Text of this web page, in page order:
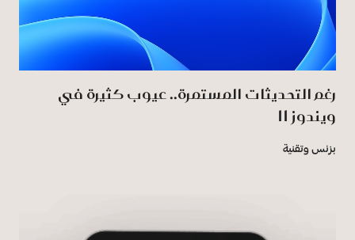
رغم التحديثات المستمرة.. عيوب كثيرة في
ويندوز 11
بزنس وتقنية